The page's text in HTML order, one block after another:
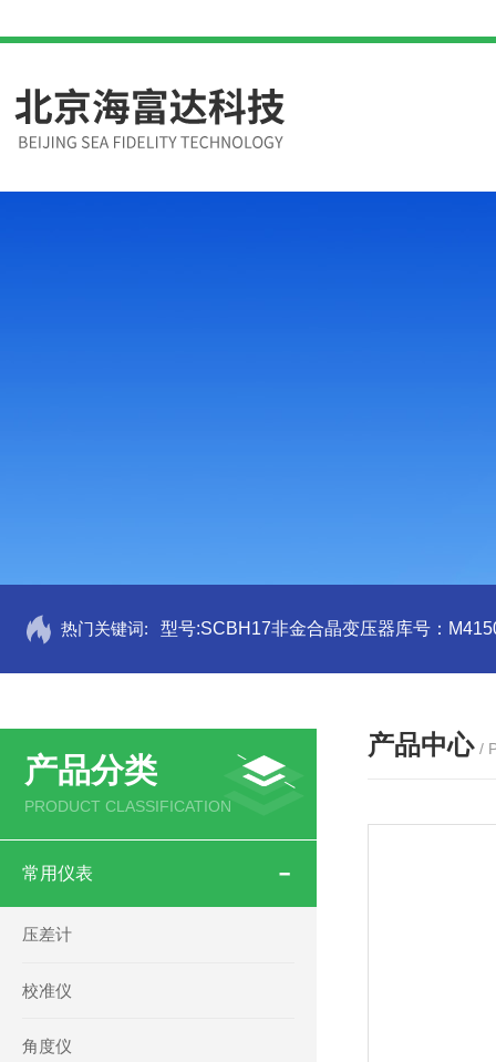
热门关键词: 型号:SCBH17非金合晶变压器库号：
产品分类
PRODUCT CLASSIFICATION
常用仪表
压差计
校准仪
角度仪
产品中心 /